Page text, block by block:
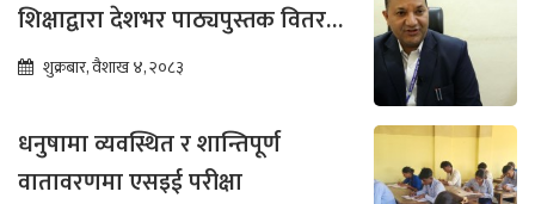
शिक्षाद्वारा देशभर पाठ्यपुस्तक वितरण
तीव्रशुक्रबार, वैशाख ४, २०८३
धनुषामा व्यवस्थित र शान्तिपूर्ण
वातावरणमा एसइई परीक्षा